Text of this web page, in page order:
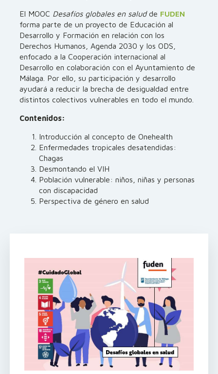
El MOOC Desafíos globales en saludde FUDEN
forma parte de un proyecto de Educación al
Desarrollo y Formación en relación con los
Derechos Humanos, Agenda 2030 y los ODS,
enfocado a la Cooperación internacional al
Desarrollo en colaboración con el Ayuntamiento de
Málaga. Por ello, su participación y desarrollo
ayudará a reducir la brecha de desigualdad entre
distintos colectivos vulnerables en todo el mundo.
Contenidos:
Introducción al concepto de Onehealth
Enfermedades tropicales desatendidas:
Chagas
Desmontando el VIH
Población vulnerable: niños, niñas y personas
con discapacidad
Perspectiva de género en salud